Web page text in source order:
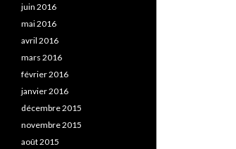
juin 2016
mai 2016
avril 2016
mars 2016
février 2016
janvier 2016
décembre 2015
novembre 2015
août 2015